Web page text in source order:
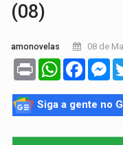
(08)
amonovelas 08 de
Print WhatsApp
Siga a gente no